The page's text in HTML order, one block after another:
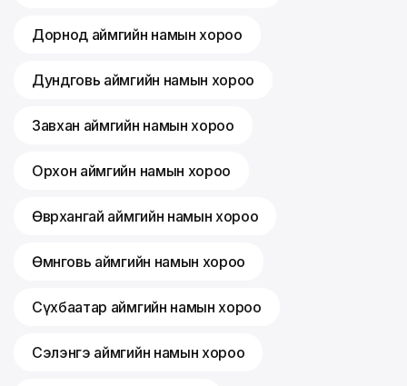
Дорнод аймгийн намын хороо
Дундговь аймгийн намын хороо
Завхан аймгийн намын хороо
Орхон аймгийн намын хороо
Өвөрхангай аймгийн намын хороо
Өмнөговь аймгийн намын хороо
Сүхбаатар аймгийн намын хороо
Сэлэнгэ аймгийн намын хороо